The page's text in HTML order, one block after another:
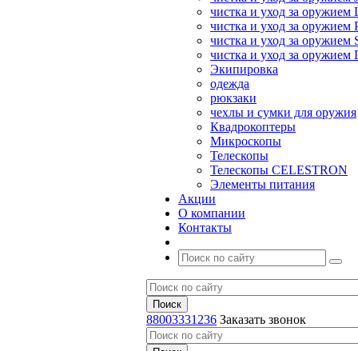
чистка и уход за оружием
чистка и уход за оружием
чистка и уход за оружием
чистка и уход за
Экипировка
одежда
рюкзаки
чехлы и сумки для оружия
Квадрокоптеры
Микроскопы
Телескопы
Телескопы CELESTRON
Элементы питания
Акции
О компании
Контакты
88003331236 Заказать звонок